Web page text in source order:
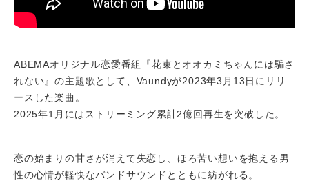
ABEMAオリジナル恋愛番組『花束とオオカミちゃんには騙さ
れない』の主題歌として、Vaundyが2023年3月13日にリリ
ースした楽曲。
2025年1月にはストリーミング累計2億回再生を突破した。
恋の始まりの甘さが消えて失恋し、ほろ苦い想いを抱える男
性の心情が軽快なバンドサウンドとともに紡がれる。